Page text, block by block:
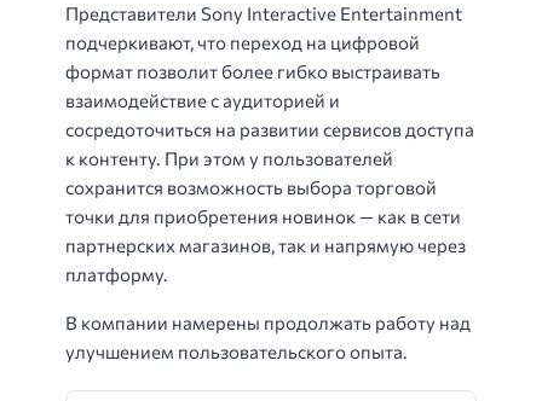
Представители Sony Interactive Entertainment
подчеркивают, что переход на цифровой
формат позволит более гибко выстраивать
взаимодействие с аудиторией и
сосредоточиться на развитии сервисов доступа
к контенту. При этом у пользователей
сохранится возможность выбора торговой
точки для приобретения новинок — как в сети
партнерских магазинов, так и напрямую через
платформу.
В компании намерены продолжать работу над
улучшением пользовательского опыта.